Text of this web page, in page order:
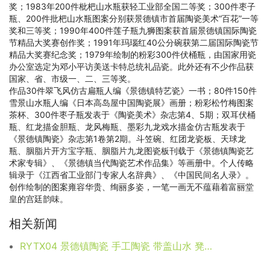
奖；1983年200件枇杷山水瓶获轻工业部全国二等奖；300件枣子
瓶、200件批杷山水瓶图案分别获景德镇市首届陶瓷美术“百花”一等
奖和三等奖；1990年400件莲子瓶九狮图案获首届景德镇国际陶瓷
节精品大奖赛创作奖；1991年玛瑙红40公分碗获第二届国际陶瓷节
精品大奖赛纪念奖；1979年绘制的粉彩300件伏桶瓶，由国家用瓷
办公室选定为邓小平访美送卡特总统礼品瓷。此外还有不少作品获
国家、省、市级一、二、三等奖。
作品30件翠飞风仿古扁瓶人编《景德镇特艺瓷》一书；80件150件
雪景山水瓶人编《日本高岛屋中国陶瓷展》画册；粉彩松竹梅图案
茶杯、300件枣子瓶发表于《陶瓷美术》杂志第4、5期；双耳伏桶
瓶、红龙描金胆瓶、龙风梅瓶、墨彩九龙戏水描金仿古瓶发表于
《景德镇陶瓷》杂志第1卷第2期。斗笠碗、红团龙瓷板、天球龙
瓶、胭脂片开方宝字瓶、胭脂片九龙图瓷板刊载于《景德镇陶瓷艺
术家专辑》、《景德镇当代陶瓷艺术作品集》等画册中。个人传略
辑录于《江西省工业部门专家人名辞典》、《中国民间名人录》。
创作绘制的图案雍容华贵、绚丽多姿，一笔一画无不蕴藉着富丽堂
皇的宫廷韵味。
相关新闻
RYTX04 景德镇陶瓷 手工陶瓷 带盖山水 凳子 凉墩 墩子